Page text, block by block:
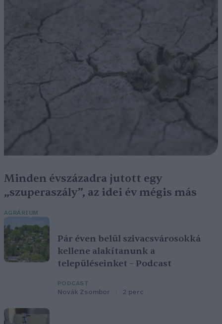
Minden évszázadra jutott egy
„szuperaszály”, az idei év mégis más
AGRÁRIUM
Pár éven belül szivacsvárosokká
kellene alakítanunk a
településeinket – Podcast
PODCAST
Novák Zsombor 2 perc